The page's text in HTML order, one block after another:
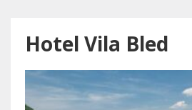
Hotel Vila Bled